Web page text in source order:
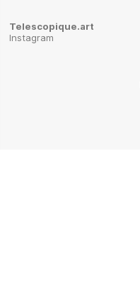
Telescopique.art
Instagram